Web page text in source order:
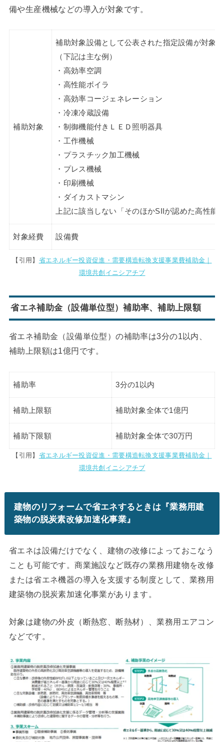
備や生産機械などの導入が対象です。
補助対象
補助対象設備として公表された指定設備が対象
（下記は主な例）
・高効率空調
・高性能ボイラ
・高効率コージェネレーション
・冷凍冷蔵設備
・制御機能付きＬＥＤ照明器具
・工作機械
・プラスチック加工機械
・プレス機械
・印刷機械
・ダイカストマシン
上記に該当しない「そのほかSIIが認めた高性能
対象経費 設備費
【引用】 省エネルギー投資促進・需要構造転換支援事業費補助金｜
環境共創イニシアチブ
省エネ補助金（設備単位型）補助率、補助上限額
省エネ補助金（設備単位型）の補助率は3分の1以内、
補助上限額は1億円です。
補助率 3分の1以内
補助上限額 補助対象全体で1億円
補助下限額 補助対象全体で30万円
【引用】 省エネルギー投資促進・需要構造転換支援事業費補助金｜
環境共創イニシアチブ
建物のリフォームで省エネするときは『業務用建
築物の脱炭素改修加速化事業』
省エネは設備だけでなく、建物の改修によっておこなう
ことも可能です。商業施設など既存の業務用建物を改修
または省エネ機器の導入を支援する制度として、業務用
建築物の脱炭素加速化事業があります。
対象は建物の外皮（断熱窓、断熱材）、業務用エアコン
などです。